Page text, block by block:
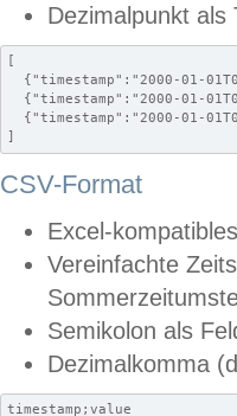
Dezimalpunkt als
[
{"timestamp":"2000-01-
{"timestamp":"2000-01-
{"timestamp":"2000-01-
]
CSV-Format
Excel-
Vereinfachte
Semikolon als
Dezimalkomma
timestamp;value